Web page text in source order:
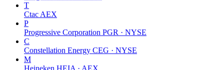
T
Ctac AEX
P
Progressive Corporation PGR · NYSE
C
Constellation Energy CEG · NYSE
M